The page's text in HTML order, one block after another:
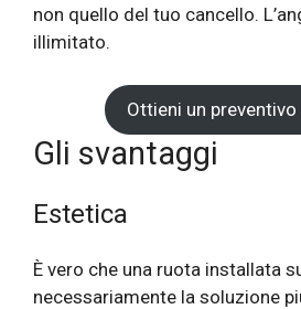
non quello del tuo cancello.
illimitato.
Ottieni un
Gli svantaggi
Estetica
È vero che una ruota installata
necessariamente la soluzione